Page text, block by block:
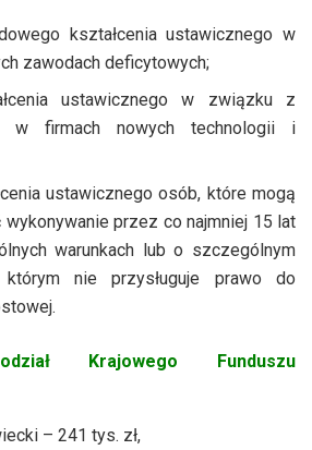
kształcenia ustawicznego w
zawodach deficytowych;
ustawicznego w związku z
w firmach nowych technologii i
ustawicznego osób, które mogą
wykonywanie przez co najmniej 15 lat
warunkach lub o szczególnym
którym nie przysługuje prawo do
Krajowego Funduszu
– 241 tys. zł,